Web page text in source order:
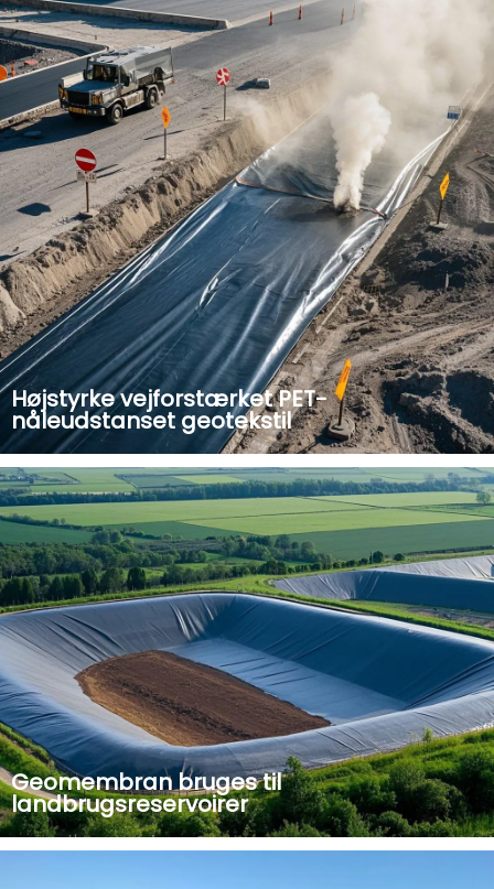
vandbevaringsprojekter såsom flodbredder,
dæmningsbeskyttelse og vandafledningsvanding;
Reservoir anti-nedsivning og forstærkning projekt.
Højstyrke vejforstærket PET-
nåleudstanset geotekstil
Højstyrke vejforstærket PET nålstanset geotekstil 100g-
800g m2
Geomembran bruges til
landbrugsreservoirer
Geomembran brugt til landbrugsreservoirer